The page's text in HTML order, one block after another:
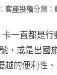
客座投稿分類：
一直都是
，或是出國
越的便利性